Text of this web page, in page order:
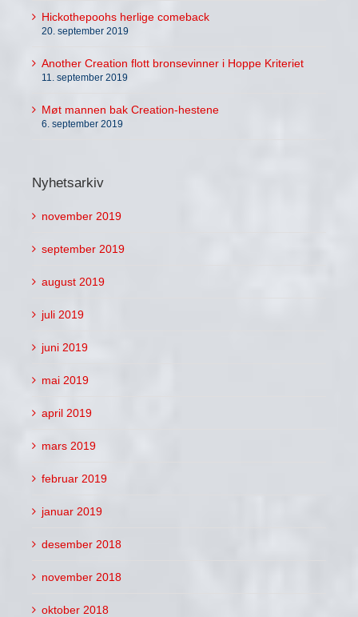
Hickothepoohs herlige comeback
20. september 2019
Another Creation flott bronsevinner i Hoppe Kriteriet
11. september 2019
Møt mannen bak Creation-hestene
6. september 2019
Nyhetsarkiv
november 2019
september 2019
august 2019
juli 2019
juni 2019
mai 2019
april 2019
mars 2019
februar 2019
januar 2019
desember 2018
november 2018
oktober 2018